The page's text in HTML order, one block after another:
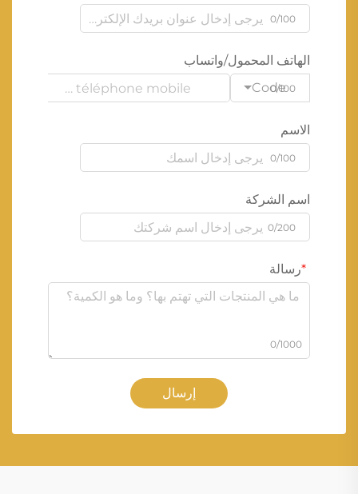
0/100
الهاتف المحمول/واتساب
Code
0/100
الاسم
0/100
اسم الشركة
0/200
رسالة
0/1000
إرسال